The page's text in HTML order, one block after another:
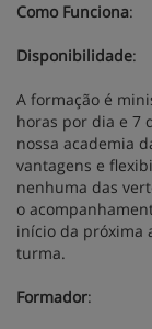
Como Funciona:
Disponibilidade:
A formação é
horas por dia e 7
nossa academia
vantagens e
nenhuma das
o
início da próxima
turma.
Formador: